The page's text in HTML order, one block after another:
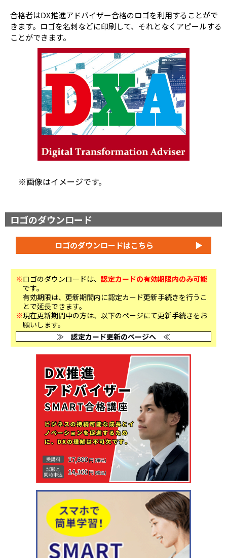
合格者はDX推進アドバイザー合格のロゴを利用することがで
きます。ロゴを名刺などに印刷して、それとなくアピールする
ことができます。
※画像はイメージです。
ロゴのダウンロード
ロゴのダウンロードはこちら ▶
※ロゴのダウンロードは、 認定カードの有効期限内のみ可能
です。
有効期限は、更新期間内に認定カード更新手続きを行うこ
とで延長できます。
※現在更新期間中の方は、以下のページにて更新手続きをお
願いします。
≫ 認定カード更新のページへ ≪